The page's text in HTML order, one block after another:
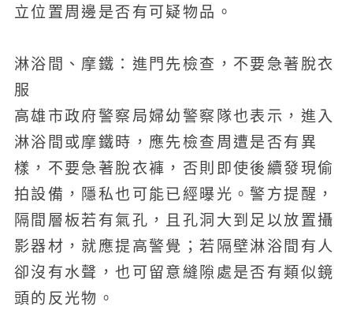
立位置周邊是否有可疑物品。
淋浴間、摩鐵：進門先檢查，不要急著脫衣
服
高雄市政府警察局婦幼警察隊也表示，進入
淋浴間或摩鐵時，應先檢查周遭是否有異
樣，不要急著脫衣褲，否則即使後續發現偷
拍設備，隱私也可能已經曝光。警方提醒，
隔間層板若有氣孔，且孔洞大到足以放置攝
影器材，就應提高警覺；若隔壁淋浴間有人
卻沒有水聲，也可留意縫隙處是否有類似鏡
頭的反光物。